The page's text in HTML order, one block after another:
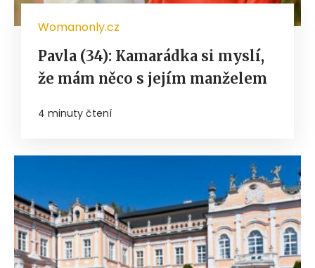
Womanonly.cz
Pavla (34): Kamarádka si myslí,
že mám něco s jejím manželem
4 minuty čtení